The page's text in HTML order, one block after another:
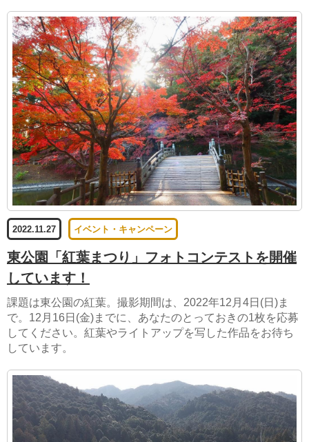
2022.11.27 イベント・キャンペーン
東公園「紅葉まつり」フォトコンテストを開催
しています！
課題は東公園の紅葉。撮影期間は、2022年12月4日(日)ま
で。12月16日(金)までに、あなたのとっておきの1枚を応募
してください。紅葉やライトアップを写した作品をお待ち
しています。